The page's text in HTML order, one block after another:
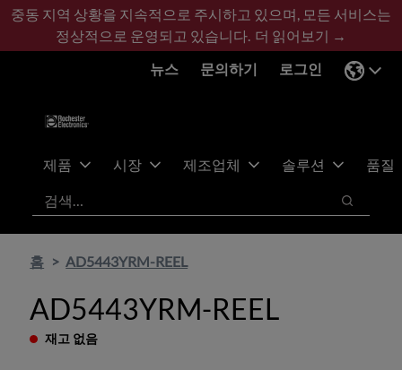
기
콘
바
글
중동 지역 상황을 지속적으로 주시하고 있으며, 모든 서비스는
정상적으로 운영되고 있습니다. 더 읽어보기 →
뉴스
문의하기 로그인
제품 시장 제조업체 솔루션
품질
검색
검색
홈 AD5443YRM-REEL
AD5443YRM-REEL
재고 없음